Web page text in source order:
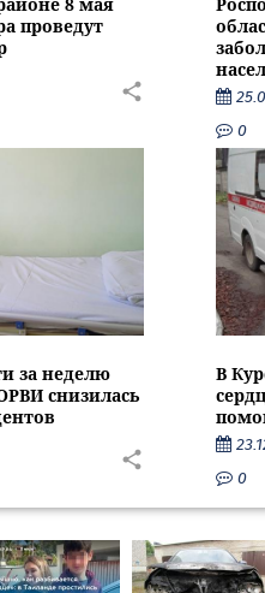
проведут
0
за неделю
снизилась
В
0